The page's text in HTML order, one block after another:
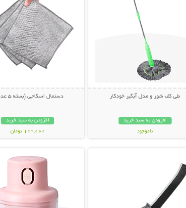
طی کف شور و مدل آبگیر خودکار
افزودن به سبد خرید
ناموجود
دستمال اسکاجی (بسته 5 عددی)
افزودن به سبد خرید
149,000 تومان